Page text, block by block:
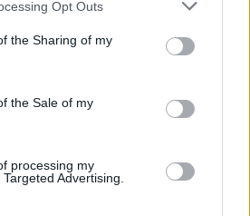
Opt Outs
the Sharing of my
the Sale of my
processing my
Advertising.
el correu electrònic i el lloc web en
la propera vegada que comenti.